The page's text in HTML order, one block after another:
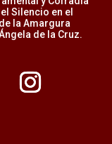
Silencio en el
la Amargura
de la Cruz.